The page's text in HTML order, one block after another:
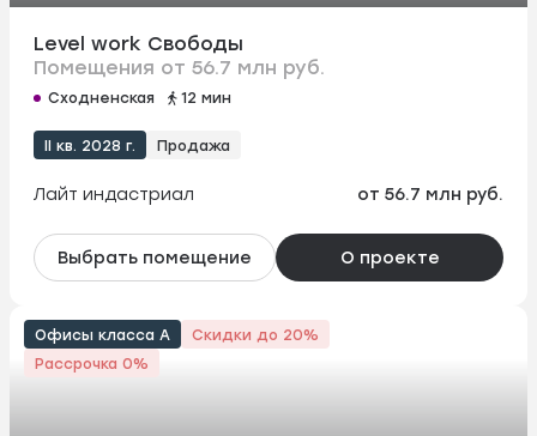
Level work Свободы
Помещения от 56.7 млн руб.
Сходненская 12 мин
II кв. 2028 г. Продажа
Лайт индастриал от 56.7 млн руб.
Выбрать помещение О проекте
Офисы класса А
Скидки до 20%
Рассрочка 0%